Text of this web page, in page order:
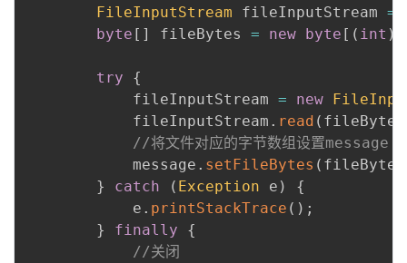
FileInputStream fileInputStream =
byte [ ] fileBytes = new byte [ ( int )
try
{
            fileInputStream
= new
            fileInputStream
. read ( fileBytes
//将文件对应的字节数组设置message
            message
. setFileBytes ( fileBytes
}
catch ( Exception e )
{
            e
. printStackTrace ( ) ;
}
finally
{
//关闭